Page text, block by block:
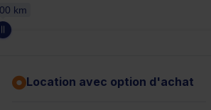
km
Location avec option d'achat